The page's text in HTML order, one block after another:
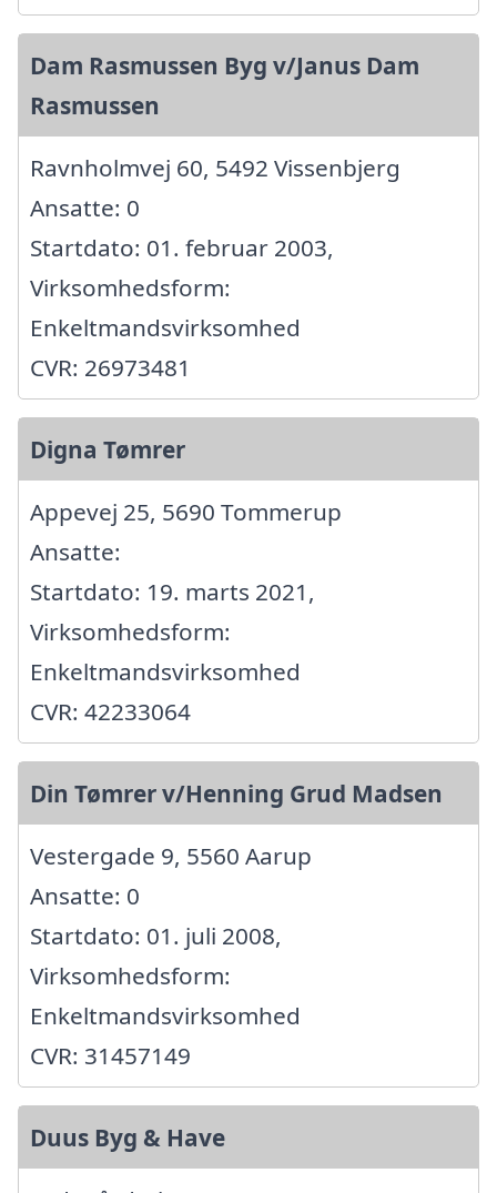
Dam Rasmussen Byg v/Janus Dam
Rasmussen
Ravnholmvej 60, 5492 Vissenbjerg
Ansatte: 0
Startdato: 01. februar 2003,
Virksomhedsform:
Enkeltmandsvirksomhed
CVR: 26973481
Digna Tømrer
Appevej 25, 5690 Tommerup
Ansatte:
Startdato: 19. marts 2021,
Virksomhedsform:
Enkeltmandsvirksomhed
CVR: 42233064
Din Tømrer v/Henning Grud Madsen
Vestergade 9, 5560 Aarup
Ansatte: 0
Startdato: 01. juli 2008,
Virksomhedsform:
Enkeltmandsvirksomhed
CVR: 31457149
Duus Byg & Have